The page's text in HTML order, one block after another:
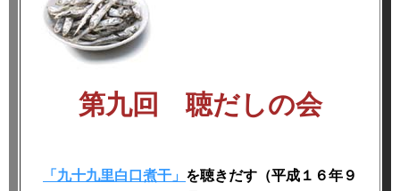
第九回 聴だしの会
「九十九里白口煮干」 を聴きだす（平成１６年９